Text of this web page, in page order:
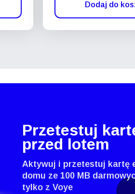
Dodaj do
Przetestuj
przed lotem
Aktywuj i przetestuj kartę
domu ze 100 MB
tylko z Voye